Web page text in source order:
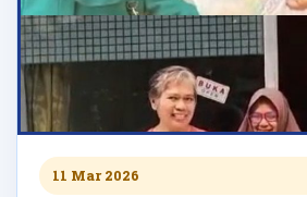
11 Mar 2026